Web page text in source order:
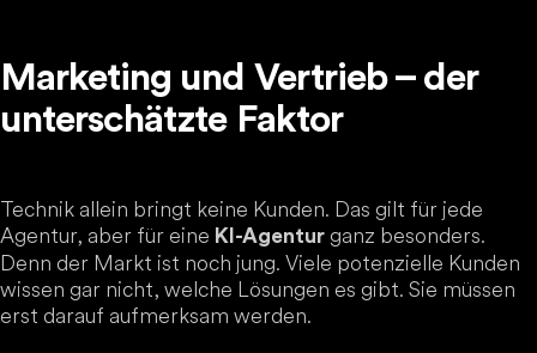
Marketing und Vertrieb – der
unterschätzte Faktor
Technik allein bringt keine Kunden. Das gilt für jede
Agentur, aber für eine KI-Agentur ganz besonders.
Denn der Markt ist noch jung. Viele potenzielle Kunden
wissen gar nicht, welche Lösungen es gibt. Sie müssen
erst darauf aufmerksam werden.